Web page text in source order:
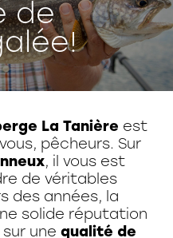
de
La Tanière est
pêcheurs. Sur
, il vous est
de véritables
des années, la
solide réputation
une qualité de